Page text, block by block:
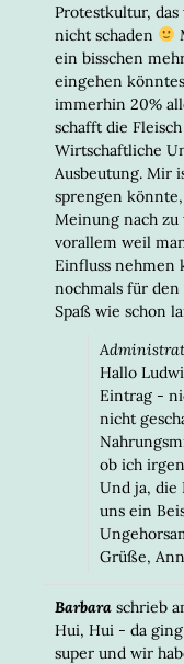
Protestkultur,
nicht schaden
ein bisschen
eingehen
immerhin 20%
schafft die
Wirtschaftliche
Ausbeutung. Mir
sprengen
Meinung nach zu
vorallem weil
Einfluss nehmen
nochmals für
Spaß wie schon
Hallo
Eintrag -
nicht
ob ich
Und ja, die
uns ein
Grüße,
Barbara schrieb
Hui, Hui - da
super und wir